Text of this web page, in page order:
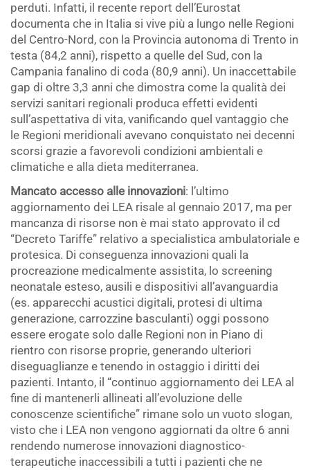
perduti. Infatti, il recente report dell’Eurostat
documenta che in Italia si vive più a lungo nelle Regioni
del Centro-Nord, con la Provincia autonoma di Trento in
testa (84,2 anni), rispetto a quelle del Sud, con la
Campania fanalino di coda (80,9 anni). Un inaccettabile
gap di oltre 3,3 anni che dimostra come la qualità dei
servizi sanitari regionali produca effetti evidenti
sull’aspettativa di vita, vanificando quel vantaggio che
le Regioni meridionali avevano conquistato nei decenni
scorsi grazie a favorevoli condizioni ambientali e
climatiche e alla dieta mediterranea.
Mancato accesso alle innovazioni: l’ultimo
aggiornamento dei LEA risale al gennaio 2017, ma per
mancanza di risorse non è mai stato approvato il cd
“Decreto Tariffe” relativo a specialistica ambulatoriale e
protesica. Di conseguenza innovazioni quali la
procreazione medicalmente assistita, lo screening
neonatale esteso, ausili e dispositivi all’avanguardia
(es. apparecchi acustici digitali, protesi di ultima
generazione, carrozzine basculanti) oggi possono
essere erogate solo dalle Regioni non in Piano di
rientro con risorse proprie, generando ulteriori
diseguaglianze e tenendo in ostaggio i diritti dei
pazienti. Intanto, il “continuo aggiornamento dei LEA al
fine di mantenerli allineati all’evoluzione delle
conoscenze scientifiche” rimane solo un vuoto slogan,
visto che i LEA non vengono aggiornati da oltre 6 anni
rendendo numerose innovazioni diagnostico-
terapeutiche inaccessibili a tutti i pazienti che ne